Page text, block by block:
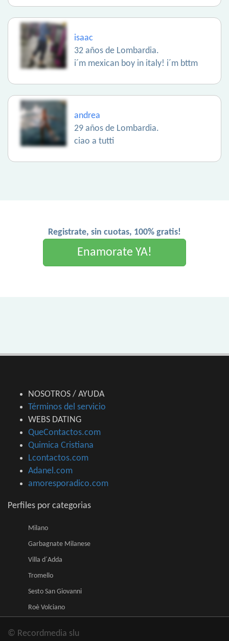
isaac
32 años de Lombardia.
i´m mexican boy in italy! i´m bttm
andrea
29 años de Lombardia.
ciao a tutti
Registrate, sin cuotas, 100% gratis!
Enamorate YA!
NOSOTROS / AYUDA
Términos del servicio
WEBS DATING
QueContactos.com
Quimica Cristiana
Lcontactos.com
Adanel.com
amoresporadico.com
Perfiles por categorias
Milano
Garbagnate Milanese
Villa d´Adda
Tromello
Sesto San Giovanni
Roè Volciano
© Recordmedia slu